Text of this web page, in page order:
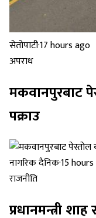
सेतोपाटी·17 hours ago
अपराध
मकवानपुरबाट
पक्राउ
नागरिक दैनिक·15
राजनीति
प्रधानमन्त्री